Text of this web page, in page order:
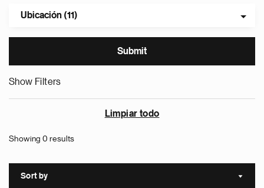
Ubicación (11)
Show Filters
Limpiar todo
Showing 0 results
Sort by Sort